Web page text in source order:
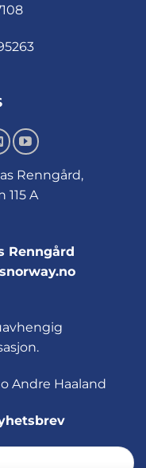
Renngård,
A
Renngård
Andre Haaland